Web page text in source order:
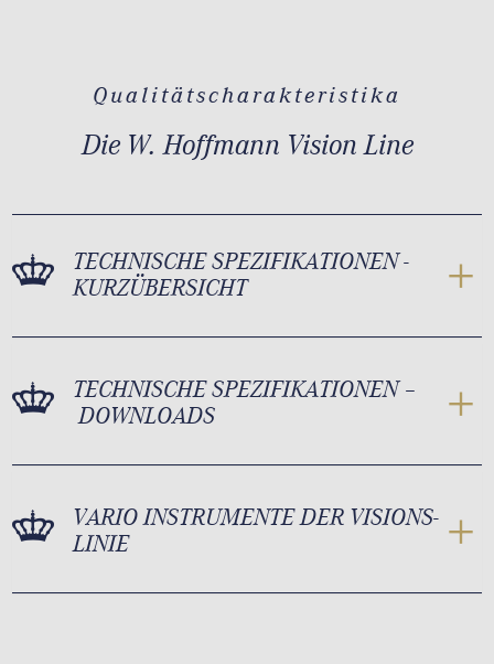
Qualitätscharakteristika
Die W. Hoffmann Vision Line
TECHNISCHE SPEZIFIKATIONEN -
KURZÜBERSICHT
TECHNISCHE SPEZIFIKATIONEN –
DOWNLOADS
VARIO INSTRUMENTE DER VISIONS-
LINIE